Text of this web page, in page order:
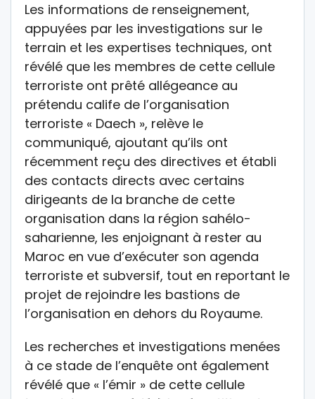
Les informations de renseignement,
appuyées par les investigations sur le
terrain et les expertises techniques, ont
révélé que les membres de cette cellule
terroriste ont prêté allégeance au
prétendu calife de l’organisation
terroriste « Daech », relève le
communiqué, ajoutant qu’ils ont
récemment reçu des directives et établi
des contacts directs avec certains
dirigeants de la branche de cette
organisation dans la région sahélo-
saharienne, les enjoignant à rester au
Maroc en vue d’exécuter son agenda
terroriste et subversif, tout en reportant le
projet de rejoindre les bastions de
l’organisation en dehors du Royaume.
Les recherches et investigations menées
à ce stade de l’enquête ont également
révélé que « l’émir » de cette cellule